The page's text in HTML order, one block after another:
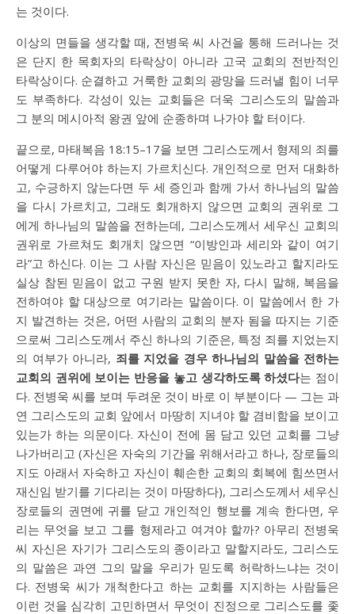
는 것이다.
이상의 면들을 생각할 때, 전병욱 씨 사건을 통해 드러나는 것
은 단지 한 목회자의 타락상이 아니라 고국 교회의 전반적인
타락상이다. 순결하고 거룩한 교회의 광망을 드러낼 힘이 너무
도 부족하다. 각성이 있는 교회들은 더욱 그리스도의 말씀과
그 분의 메시아적 왕권 앞에 순종하며 나가야 할 터이다.
끝으로, 마태복음 18:15–17을 보면 그리스도께서 형제의 죄를
어떻게 다루어야 하는지 가르치신다. 개인적으로 먼저 대화하
고, 수긍하지 않는다면 두 세 증인과 함께 가서 하나님의 말씀
을 다시 가르치고, 그래도 회개하지 않으면 교회의 권위로 그
에게 하나님의 말씀을 전하는데, 그리스도께서 세우신 교회의
권위로 가르쳐도 회개치 않으면 “이방인과 세리와 같이 여기
라”고 하신다. 이는 그 사람 자신은 믿음이 있노라고 할지라도
실상 참된 믿음이 없고 구원 받지 못한 자, 다시 말해, 복음을
전하여야 할 대상으로 여기라는 말씀이다. 이 말씀에서 한 가
지 발견하는 것은, 어떤 사람의 교회의 분자 됨을 따지는 기준
으로써 그리스도께서 주신 하나의 기준은, 특정 죄를 지었는지
의 여부가 아니라, 죄를 지었을 경우 하나님의 말씀을 전하는
교회의 권위에 보이는 반응을 놓고 생각하도록 하셨다는 점이
다. 전병욱 씨를 보며 두려운 것이 바로 이 부분이다 — 그는 과
연 그리스도의 교회 앞에서 마땅히 지녀야 할 겸비함을 보이고
있는가 하는 의문이다. 자신이 전에 몸 담고 있던 교회를 그냥
나가버리고 (자신은 자숙의 기간을 위해서라고 하나, 장로들의
지도 아래서 자숙하고 자신이 훼손한 교회의 회복에 힘쓰면서
재신임 받기를 기다리는 것이 마땅하다), 그리스도께서 세우신
장로들의 권면에 귀를 닫고 개인적인 행보를 계속 한다면, 우
리는 무엇을 보고 그를 형제라고 여겨야 할까? 아무리 전병욱
씨 자신은 자기가 그리스도의 종이라고 말할지라도, 그리스도
의 말씀은 과연 그의 말을 우리가 믿도록 허락하느냐는 것이
다. 전병욱 씨가 개척한다고 하는 교회를 지지하는 사람들은
이런 것을 심각히 고민하면서 무엇이 진정으로 그리스도를 좇